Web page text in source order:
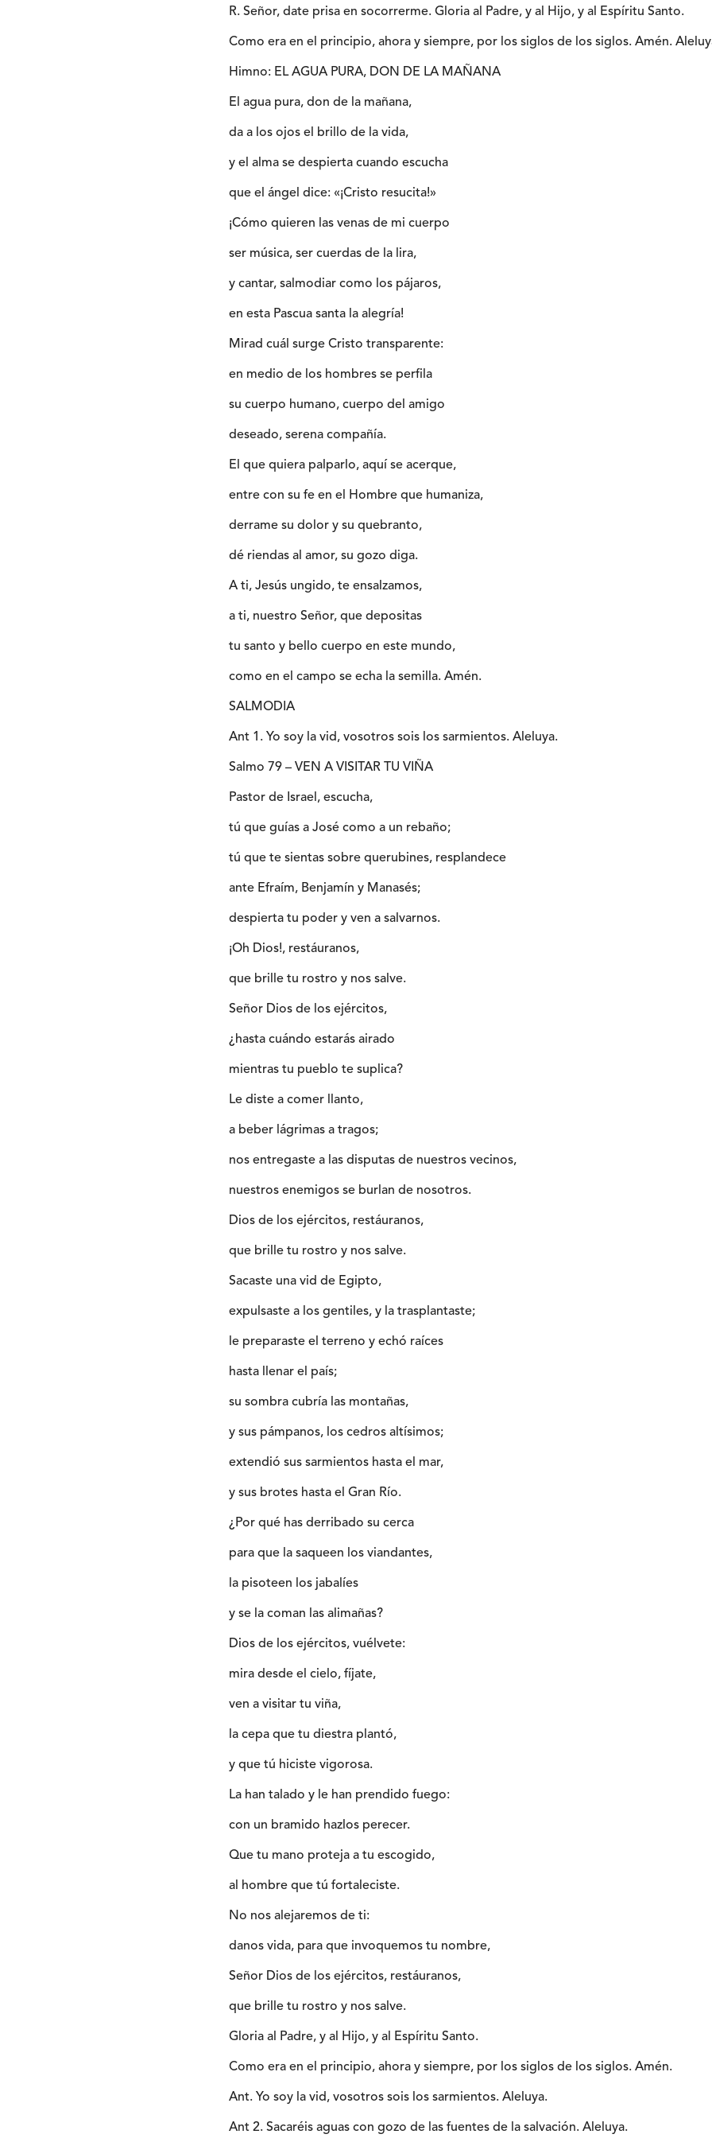
R. Señor, date prisa en socorrerme. Gloria al Padre, y al Hijo, y al Espíritu Santo.
Como era en el principio, ahora y siempre, por los siglos de los siglos. Amén.
Himno: EL AGUA PURA, DON DE LA MAÑANA
El agua pura, don de la mañana,
da a los ojos el brillo de la vida,
y el alma se despierta cuando escucha
que el ángel dice: «¡Cristo resucita!»
¡Cómo quieren las venas de mi cuerpo
ser música, ser cuerdas de la lira,
y cantar, salmodiar como los pájaros,
en esta Pascua santa la alegría!
Mirad cuál surge Cristo transparente:
en medio de los hombres se perfila
su cuerpo humano, cuerpo del amigo
deseado, serena compañía.
El que quiera palparlo, aquí se acerque,
entre con su fe en el Hombre que humaniza,
derrame su dolor y su quebranto,
dé riendas al amor, su gozo diga.
A ti, Jesús ungido, te ensalzamos,
a ti, nuestro Señor, que depositas
tu santo y bello cuerpo en este mundo,
como en el campo se echa la semilla. Amén.
SALMODIA
Ant 1. Yo soy la vid, vosotros sois los sarmientos. Aleluya.
Salmo 79 – VEN A VISITAR TU VIÑA
Pastor de Israel, escucha,
tú que guías a José como a un rebaño;
tú que te sientas sobre querubines, resplandece
ante Efraím, Benjamín y Manasés;
despierta tu poder y ven a salvarnos.
¡Oh Dios!, restáuranos,
que brille tu rostro y nos salve.
Señor Dios de los ejércitos,
¿hasta cuándo estarás airado
mientras tu pueblo te suplica?
Le diste a comer llanto,
a beber lágrimas a tragos;
nos entregaste a las disputas de nuestros vecinos,
nuestros enemigos se burlan de nosotros.
Dios de los ejércitos, restáuranos,
que brille tu rostro y nos salve.
Sacaste una vid de Egipto,
expulsaste a los gentiles, y la trasplantaste;
le preparaste el terreno y echó raíces
hasta llenar el país;
su sombra cubría las montañas,
y sus pámpanos, los cedros altísimos;
extendió sus sarmientos hasta el mar,
y sus brotes hasta el Gran Río.
¿Por qué has derribado su cerca
para que la saqueen los viandantes,
la pisoteen los jabalíes
y se la coman las alimañas?
Dios de los ejércitos, vuélvete:
mira desde el cielo, fíjate,
ven a visitar tu viña,
la cepa que tu diestra plantó,
y que tú hiciste vigorosa.
La han talado y le han prendido fuego:
con un bramido hazlos perecer.
Que tu mano proteja a tu escogido,
al hombre que tú fortaleciste.
No nos alejaremos de ti:
danos vida, para que invoquemos tu nombre,
Señor Dios de los ejércitos, restáuranos,
que brille tu rostro y nos salve.
Gloria al Padre, y al Hijo, y al Espíritu Santo.
Como era en el principio, ahora y siempre, por los siglos de los siglos. Amén.
Ant. Yo soy la vid, vosotros sois los sarmientos. Aleluya.
Ant 2. Sacaréis aguas con gozo de las fuentes de la salvación. Aleluya.